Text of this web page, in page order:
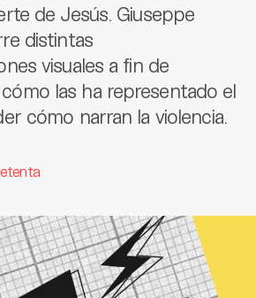
de Jesús. Giuseppe
distintas
visuales a fin de
las ha representado el
cómo narran la violencia.